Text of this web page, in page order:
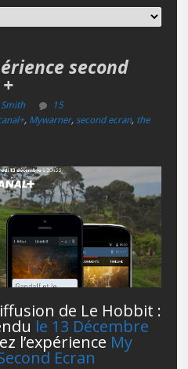
second
15
, Mywarner, second ecran, the
de Le Hobbit :
le 13 Décembre
l’expérience My
Ecran